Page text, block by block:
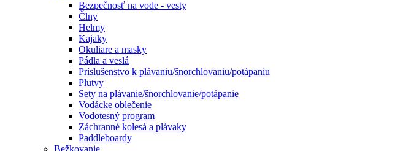
Bezpečnosť na vode - vesty
Člny
Helmy
Kajaky
Okuliare a masky
Pádla a veslá
Príslušenstvo k plávaniu/šnorchlovaniu/potápaniu
Plutvy
Sety na plávanie/šnorchlovanie/potápanie
Vodácke oblečenie
Vodotesný program
Záchranné kolesá a plávaky
Paddleboardy
Bežkovanie